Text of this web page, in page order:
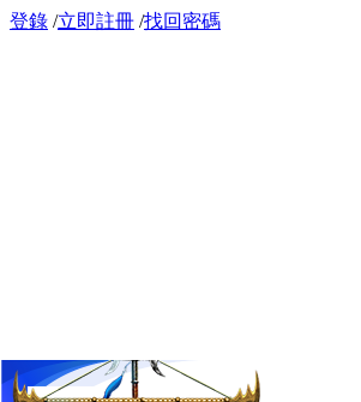
登錄 /立即註冊 /找回密碼